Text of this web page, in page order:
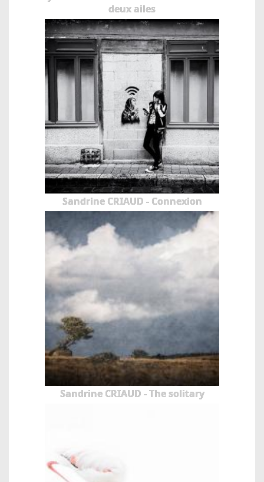
deux ailes
Sandrine CRIAUD - Connexion
Sandrine CRIAUD - The solitary